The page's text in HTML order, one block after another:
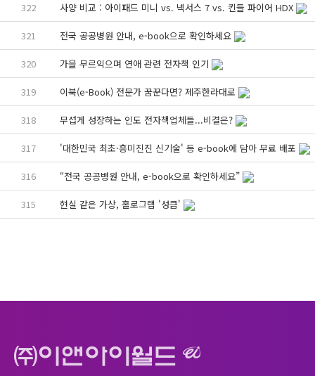
322 사양 비교 : 아이패드 미니 vs. 넥서스 7 vs. 킨들 파이어 HDX
321 전국 공공병원 안내, e-book으로 확인하세요
320 가을 무르익으며 연애 관련 전자책 인기
319 이북(e-Book) 전문가 꿈꾼다면? 제주한라대로
318 무섭게 성장하는 인도 전자책업체들...비결은?
317 '대한민국 최초·흥미진진 신기술' 등 e-book에 담아 무료 배포
316 “전국 공공병원 안내, e-book으로 확인하세요”
315 현실 같은 가상, 홀로그램 '성큼'